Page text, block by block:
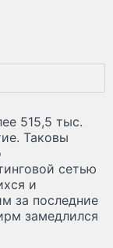
515,5 тыс.
Таковы
сетью
и
за последние
замедлился